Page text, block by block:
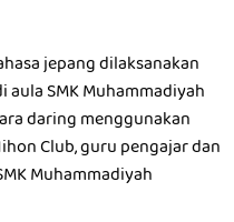
jepang dilaksanakan
aula SMK Muhammadiyah
daring menggunakan
Club, guru pengajar dan
Muhammadiyah